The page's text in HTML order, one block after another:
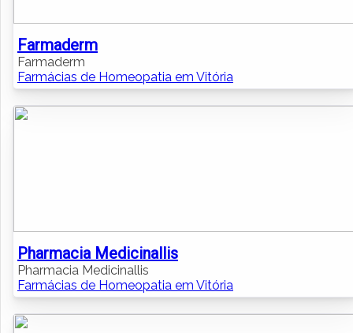
Farmaderm
Farmaderm
Farmácias de Homeopatia em Vitória
Pharmacia Medicinallis
Pharmacia Medicinallis
Farmácias de Homeopatia em Vitória